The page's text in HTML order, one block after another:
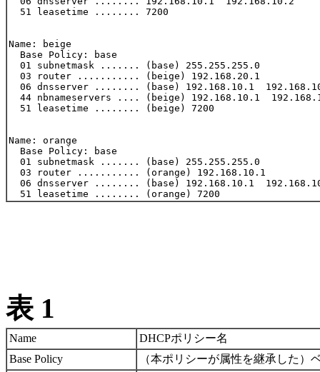
  51 leasetime ........ 7200
Name: beige
  Base Policy: base
  01 subnetmask ....... (base) 255.255.255.0
  03 router ........... (beige) 192.168.20.1
06 dnsserver ........ (base) 192.168.10.1
44 nbnameservers .... (beige) 192.168.10.1
  51 leasetime ........ (beige) 7200
Name: orange
  Base Policy: base
  01 subnetmask ....... (base) 255.255.255.0
  03 router ........... (orange) 192.168.10.1
06 dnsserver ........ (base) 192.168.10.1
表 1
Name
DHCPポリシー名
Base Policy
（本ポリシーが属性を継承した）